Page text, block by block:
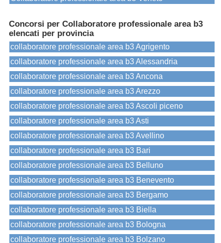
Concorsi per Collaboratore professionale area b3
elencati per provincia
collaboratore professionale area b3 Agrigento
collaboratore professionale area b3 Alessandria
collaboratore professionale area b3 Ancona
collaboratore professionale area b3 Arezzo
collaboratore professionale area b3 Ascoli piceno
collaboratore professionale area b3 Asti
collaboratore professionale area b3 Avellino
collaboratore professionale area b3 Bari
collaboratore professionale area b3 Belluno
collaboratore professionale area b3 Benevento
collaboratore professionale area b3 Bergamo
collaboratore professionale area b3 Biella
collaboratore professionale area b3 Bologna
collaboratore professionale area b3 Bolzano